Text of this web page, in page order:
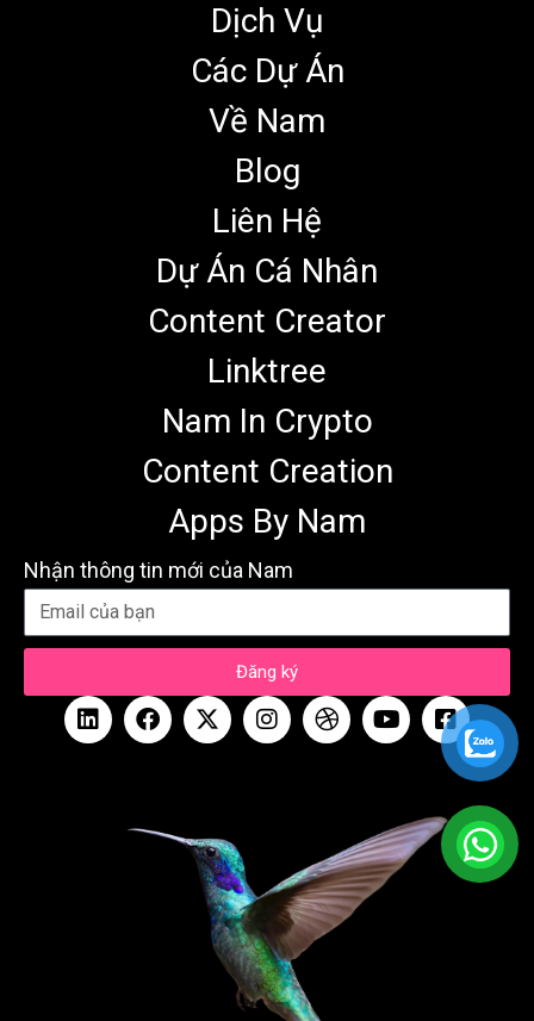
Dịch Vụ
Các Dự Án
Về Nam
Blog
Liên Hệ
Dự Án Cá Nhân
Content Creator
Linktree
Nam In Crypto
Content Creation
Apps By Nam
Nhận thông tin mới của Nam
Đăng ký